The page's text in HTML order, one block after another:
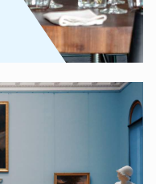
konst och kultur i